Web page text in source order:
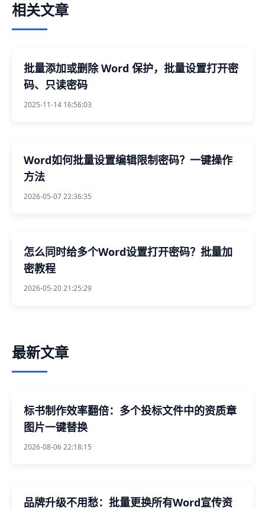
相关文章
批量添加或删除 Word 保护，批量设置打开密
码、只读密码
2025-11-14 16:56:03
Word如何批量设置编辑限制密码？一键操作
方法
2026-05-07 22:36:35
怎么同时给多个Word设置打开密码？批量加
密教程
2026-05-20 21:25:29
最新文章
标书制作效率翻倍：多个投标文件中的资质章
图片一键替换
2026-08-06 22:18:15
品牌升级不用愁：批量更换所有Word宣传资